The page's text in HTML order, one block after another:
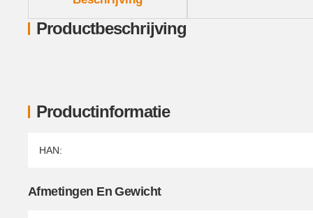
Productinformatie
Producteigenschap
Waarde
HAN:
Afmetingen En Gewicht
Productbeschrijving